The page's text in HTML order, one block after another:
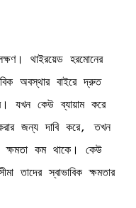
থাইরয়েড হরমোনের
অবস্থার বাইরে দ্রুত
যখন কেউ ব্যায়াম করে
জন্য দাবি করে, তখন
ক্ষমতা কম থাকে। কেউ
তাদের স্বাভাবিক ক্ষমতার